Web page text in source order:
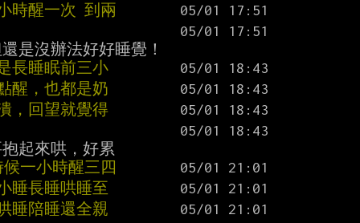
時醒一次 到兩
長睡眠前三小
醒，也都是奶
，回望就覺得
一小時醒三四
睡長睡哄睡至
睡陪睡還全親